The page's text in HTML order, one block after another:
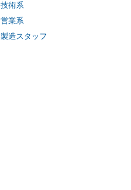
技術系
営業系
製造スタッフ